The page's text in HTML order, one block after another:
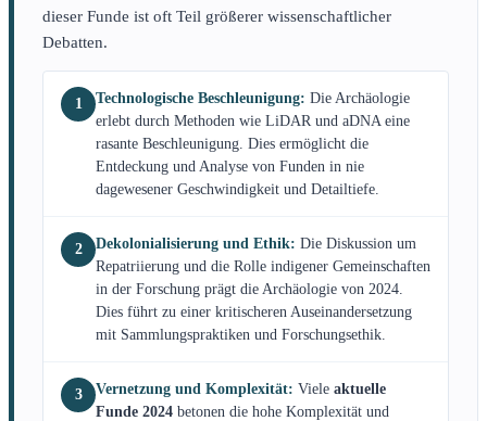
dieser Funde ist oft Teil größerer wissenschaftlicher
Debatten.
1 Technologische Beschleunigung: Die Archäologie
erlebt durch Methoden wie LiDAR und aDNA eine
rasante Beschleunigung. Dies ermöglicht die
Entdeckung und Analyse von Funden in nie
dagewesener Geschwindigkeit und Detailtiefe.
2 Dekolonialisierung und Ethik: Die Diskussion um
Repatriierung und die Rolle indigener Gemeinschaften
in der Forschung prägt die Archäologie von 2024.
Dies führt zu einer kritischeren Auseinandersetzung
mit Sammlungspraktiken und Forschungsethik.
3 Vernetzung und Komplexität: Viele aktuelle
Funde 2024 betonen die hohe Komplexität und